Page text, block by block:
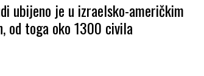
ubijeno je u izraelsko-američkim
od toga oko 1300 civila